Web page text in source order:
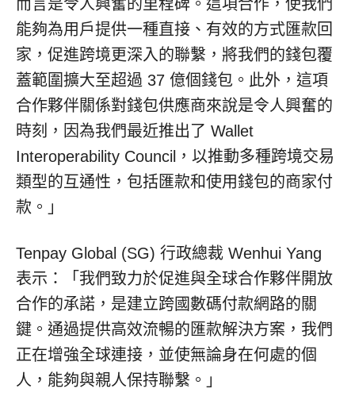
而言是令人興奮的里程碑。這項合作，使我們
能夠為用戶提供一種直接、有效的方式匯款回
家，促進跨境更深入的聯繫，將我們的錢包覆
蓋範圍擴大至超過 37 億個錢包。此外，這項
合作夥伴關係對錢包供應商來說是令人興奮的
時刻，因為我們最近推出了 Wallet
Interoperability Council，以推動多種跨境交易
類型的互通性，包括匯款和使用錢包的商家付
款。」
Tenpay Global (SG) 行政總裁 Wenhui Yang
表示：「我們致力於促進與全球合作夥伴開放
合作的承諾，是建立跨國數碼付款網路的關
鍵。通過提供高效流暢的匯款解決方案，我們
正在增強全球連接，並使無論身在何處的個
人，能夠與親人保持聯繫。」